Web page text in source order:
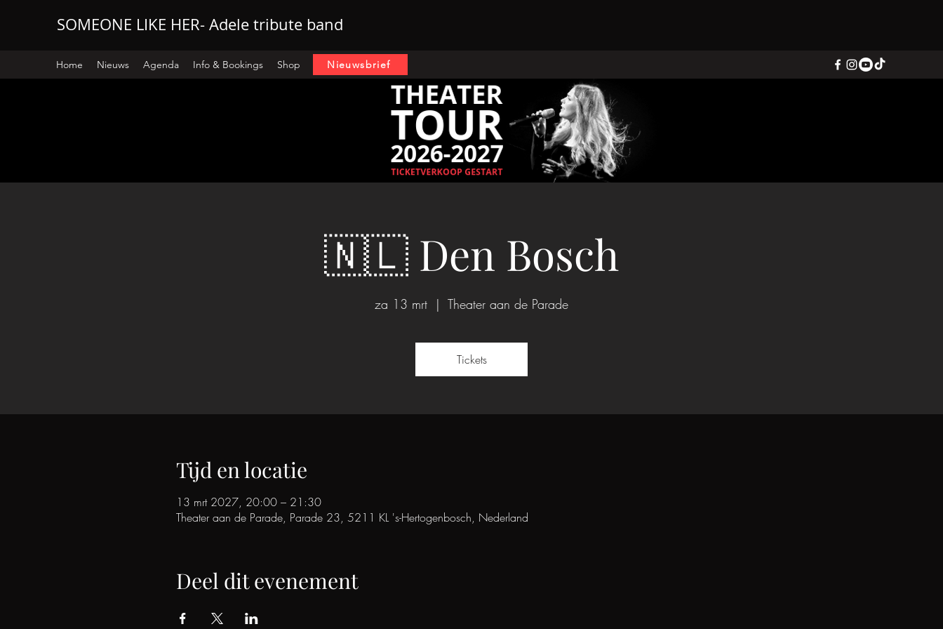
SOMEONE LIKE HER- Adele tribute band
Home Nieuws Agenda Info & Bookings Shop Nieuwsbrief
🇳🇱 Den Bosch
za 13 mrt
  |
Theater aan de Parade
Tickets
Tijd en locatie
13 mrt 2027, 20:00 – 21:30
Theater aan de Parade, Parade 23, 5211 KL 's-Hertogenbosch, Nederland
Deel dit evenement